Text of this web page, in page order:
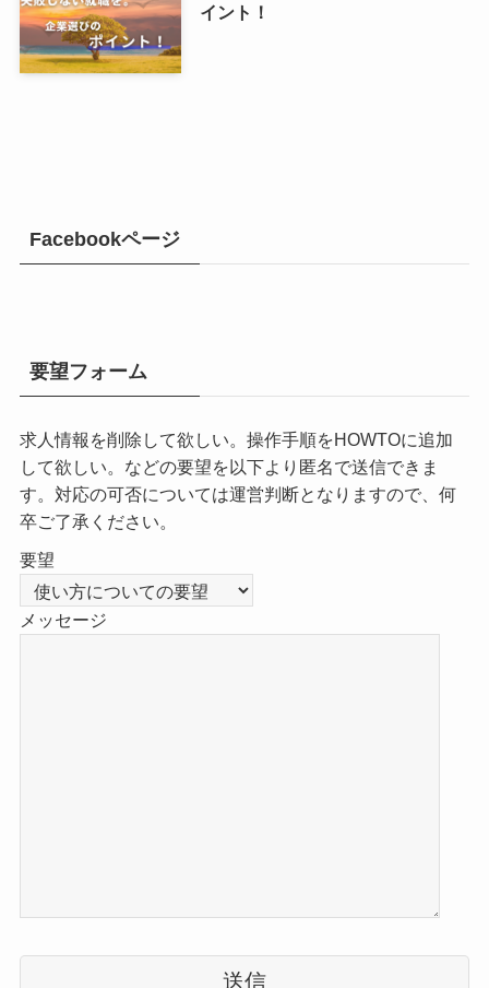
イント！
Facebookページ
要望フォーム
求人情報を削除して欲しい。操作手順をHOWTOに追加
して欲しい。などの要望を以下より匿名で送信できま
す。対応の可否については運営判断となりますので、何
卒ご了承ください。
要望
メッセージ